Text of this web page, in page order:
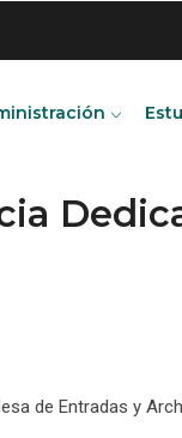
de Entradas y